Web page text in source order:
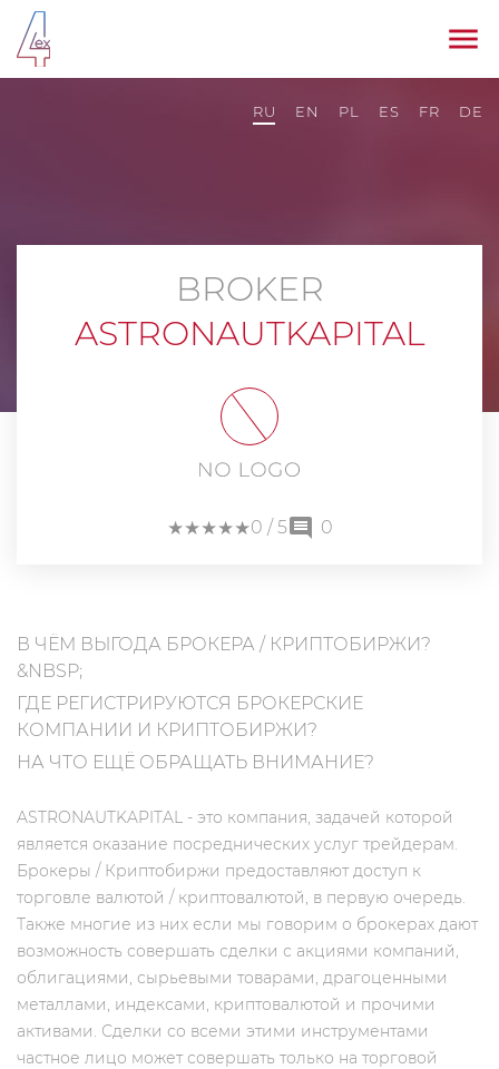
RU EN PL ES FR DE
BROKER
ASTRONAUTKAPITAL
★★
★★
★★
★★
★★
0 / 5 0
В ЧЁМ ВЫГОДА БРОКЕРА / КРИПТОБИРЖИ?
&NBSP;
ГДЕ РЕГИСТРИРУЮТСЯ БРОКЕРСКИЕ
КОМПАНИИ И КРИПТОБИРЖИ?
НА ЧТО ЕЩЁ ОБРАЩАТЬ ВНИМАНИЕ?
ASTRONAUTKAPITAL - это компания, задачей которой
является оказание посреднических услуг трейдерам.
Брокеры / Криптобиржи предоставляют доступ к
торговле валютой / криптовалютой, в первую очередь.
Также многие из них если мы говорим о брокерах дают
возможность совершать сделки с акциями компаний,
облигациями, сырьевыми товарами, драгоценными
металлами, индексами, криптовалютой и прочими
активами. Сделки со всеми этими инструментами
частное лицо может совершать только на торговой